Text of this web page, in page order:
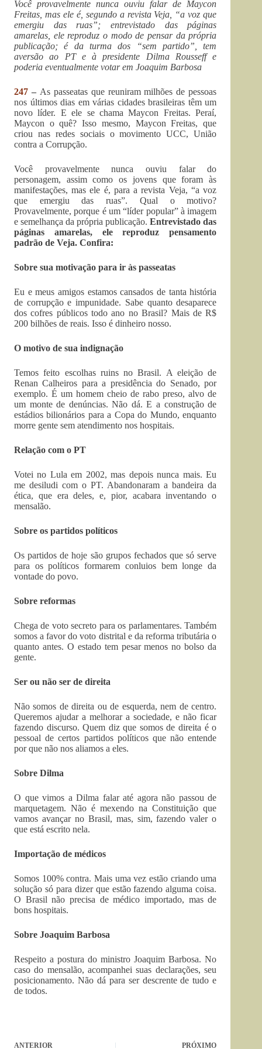
Você provavelmente nunca ouviu falar de Maycon
Freitas, mas ele é, segundo a revista Veja, “a voz que
emergiu das ruas”; entrevistado das páginas
amarelas, ele reproduz o modo de pensar da própria
publicação; é da turma dos “sem partido”, tem
aversão ao PT e à presidente Dilma Rousseff e
poderia eventualmente votar em Joaquim Barbosa
247 – As passeatas que reuniram milhões de pessoas
nos últimos dias em várias cidades brasileiras têm um
novo líder. E ele se chama Maycon Freitas. Peraí,
Maycon o quê? Isso mesmo, Maycon Freitas, que
criou nas redes sociais o movimento UCC, União
contra a Corrupção.
Você provavelmente nunca ouviu falar do
personagem, assim como os jovens que foram às
manifestações, mas ele é, para a revista Veja, “a voz
que emergiu das ruas”. Qual o motivo?
Provavelmente, porque é um “líder popular” à imagem
e semelhança da própria publicação.Entrevistado das
páginas amarelas, ele reproduz pensamento
padrão de Veja. Confira:
Sobre sua motivação para ir às passeatas
Eu e meus amigos estamos cansados de tanta história
de corrupção e impunidade. Sabe quanto desaparece
dos cofres públicos todo ano no Brasil? Mais de R$
200 bilhões de reais. Isso é dinheiro nosso.
O motivo de sua indignação
Temos feito escolhas ruins no Brasil. A eleição de
Renan Calheiros para a presidência do Senado, por
exemplo. É um homem cheio de rabo preso, alvo de
um monte de denúncias. Não dá. E a construção de
estádios bilionários para a Copa do Mundo, enquanto
morre gente sem atendimento nos hospitais.
Relação com o PT
Votei no Lula em 2002, mas depois nunca mais. Eu
me desiludi com o PT. Abandonaram a bandeira da
ética, que era deles, e, pior, acabara inventando o
mensalão.
Sobre os partidos políticos
Os partidos de hoje são grupos fechados que só serve
para os políticos formarem conluios bem longe da
vontade do povo.
Sobre reformas
Chega de voto secreto para os parlamentares. Também
somos a favor do voto distrital e da reforma tributária o
quanto antes. O estado tem pesar menos no bolso da
gente.
Ser ou não ser de direita
Não somos de direita ou de esquerda, nem de centro.
Queremos ajudar a melhorar a sociedade, e não ficar
fazendo discurso. Quem diz que somos de direita é o
pessoal de certos partidos políticos que não entende
por que não nos aliamos a eles.
Sobre Dilma
O que vimos a Dilma falar até agora não passou de
marquetagem. Não é mexendo na Constituição que
vamos avançar no Brasil, mas, sim, fazendo valer o
que está escrito nela.
Importação de médicos
Somos 100% contra. Mais uma vez estão criando uma
solução só para dizer que estão fazendo alguma coisa.
O Brasil não precisa de médico importado, mas de
bons hospitais.
Sobre Joaquim Barbosa
Respeito a postura do ministro Joaquim Barbosa. No
caso do mensalão, acompanhei suas declarações, seu
posicionamento. Não dá para ser descrente de tudo e
de todos.
ANTERIOR PRÓXIMO